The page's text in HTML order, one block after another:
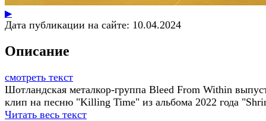
▶
Дата публикации на сайте: 10.04.2024
Описание
смотреть текст
Шотландская металкор-группа Bleed From Within
клип на песню "Killing Time" из альбома 2022 года
Читать весь текст